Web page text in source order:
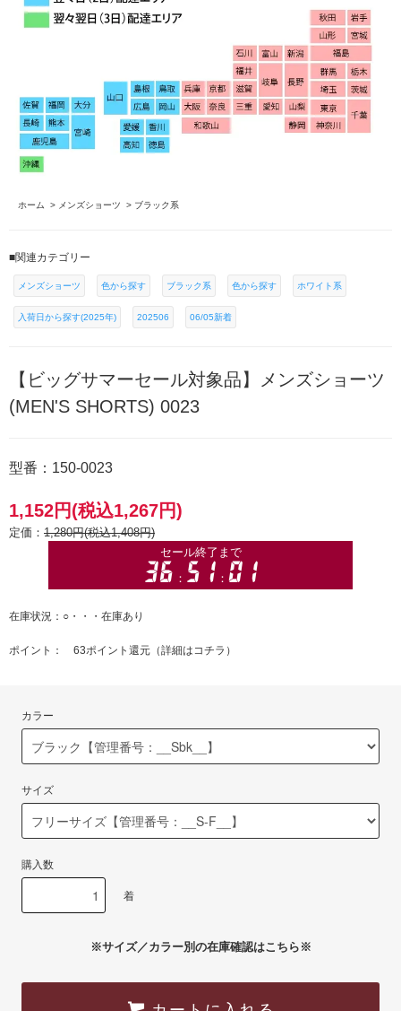
ホーム > メンズショーツ > ブラック系
■関連カテゴリー
メンズショーツ 色から探す ブラック系 色から探す ホワイト系
入荷日から探す(2025年) 202506 06/05新着
【ビッグサマーセール対象品】メンズショーツ
(MEN'S SHORTS) 0023
型番：150-0023
1,152円(税込1,267円)
定価： 1,280円(税込1,408円)
在庫状況：○・・・在庫あり
ポイント： 63ポイント還元（詳細はコチラ ）
カラー
サイズ
購入数
着
※サイズ／カラー別の在庫確認はこちら※